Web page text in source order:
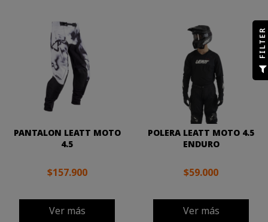
PANTALON LEATT MOTO
4.5
$157.900
Ver más
POLERA LEATT MOTO 4.5
ENDURO
$59.000
Ver más
R